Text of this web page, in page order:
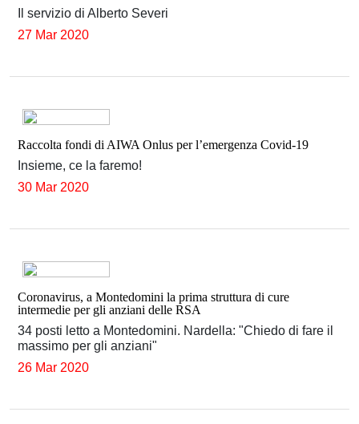
Il servizio di Alberto Severi
27 Mar 2020
Raccolta fondi di AIWA Onlus per l’emergenza Covid-19
Insieme, ce la faremo!
30 Mar 2020
Coronavirus, a Montedomini la prima struttura di cure
intermedie per gli anziani delle RSA
34 posti letto a Montedomini. Nardella: "Chiedo di fare il
massimo per gli anziani"
26 Mar 2020